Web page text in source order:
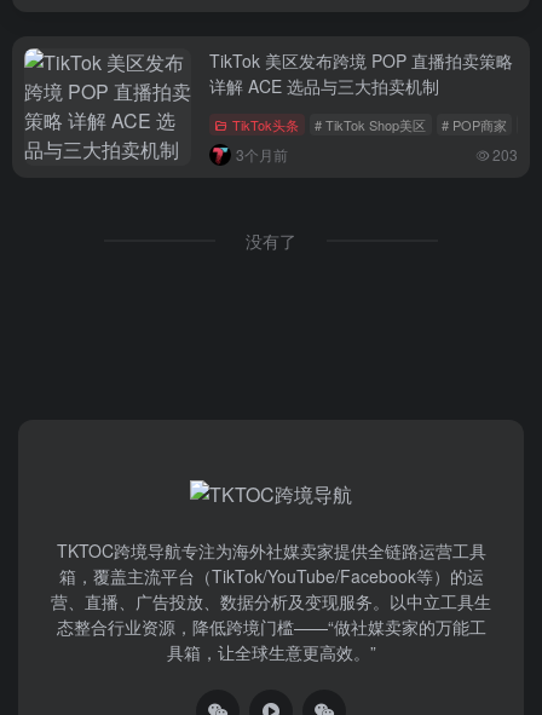
TikTok 美区发布跨境 POP 直播拍卖策略
详解 ACE 选品与三大拍卖机制
TikTok头条 # TikTok Shop美区 # POP商家
3个月前 203
没有了
TKTOC跨境导航​专注为海外社媒卖家提供全链路运营工具
箱，覆盖主流平台（TikTok/YouTube/Facebook等）​的运
营、直播、广告投放、数据分析及变现服务。以中立工具生
态整合行业资源，降低跨境门槛——“做社媒卖家的万能工
具箱，让全球生意更高效。”